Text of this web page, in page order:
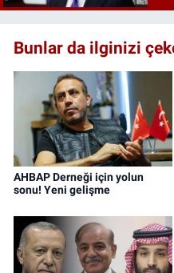
Bunlar da ilginizi
AHBAP Derneği için yolun
sonu! Yeni gelişme